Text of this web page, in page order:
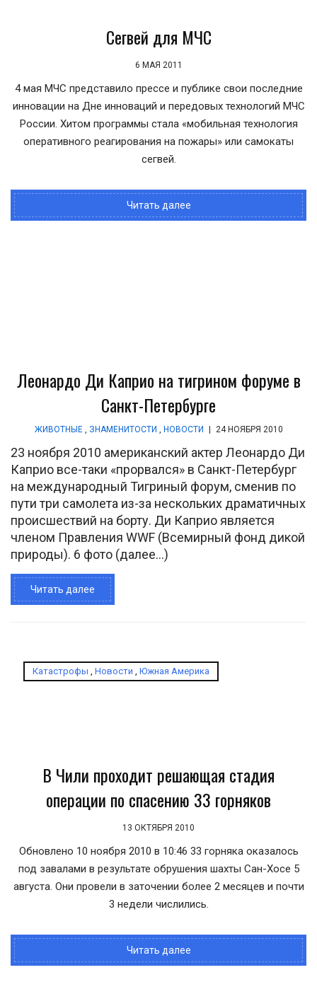
Сегвей для МЧС
6 МАЯ 2011
4 мая МЧС представило прессе и публике свои последние
инновации на Дне инноваций и передовых технологий МЧС
России. Хитом программы стала «мобильная технология
оперативного реагирования на пожары» или самокаты
сегвей.
Читать далее
Леонардо Ди Каприо на тигрином форуме в
Санкт-Петербурге
ЖИВОТНЫЕ, ЗНАМЕНИТОСТИ , НОВОСТИ 24 НОЯБРЯ 2010
23 ноября 2010 американский актер Леонардо Ди
Каприо все-таки «прорвался» в Санкт-Петербург
на международный Тигриный форум, сменив по
пути три самолета из-за нескольких драматичных
происшествий на борту. Ди Каприо является
членом Правления WWF (Всемирный фонд дикой
природы). 6 фото (далее…)
Читать далее
Катастрофы , Новости , Южная Америка
В Чили проходит решающая стадия
операции по спасению 33 горняков
13 ОКТЯБРЯ 2010
Обновлено 10 ноября 2010 в 10:46 33 горняка оказалось
под завалами в результате обрушения шахты Сан-Хосе 5
августа. Они провели в заточении более 2 месяцев и почти
3 недели числились.
Читать далее